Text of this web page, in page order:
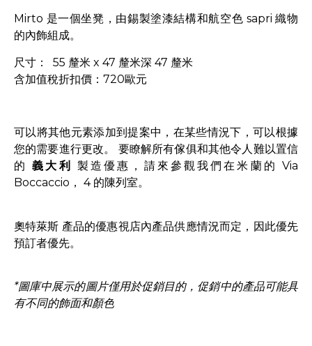
Mirto 是一個坐凳，由錫製塗漆結構和航空色 sapri 織物
的內飾組成。
尺寸： 55 釐米 x 47 釐米深 47 釐米
含加值稅折扣價：720歐元
可以將其他元素添加到提案中，在某些情況下，可以根據
您的需要進行更改。 要瞭解所有傢俱和其他令人難以置信
的義大利
製造優惠，請來參觀我們在米蘭的 Via
Boccaccio， 4 的陳列室。
奧特萊斯 產品的優惠視店內產品供應情況而定，因此優先
預訂者優先。
*圖庫中展示的圖片僅用於促銷目的，促銷中的產品可能具
有不同的飾面和顏色